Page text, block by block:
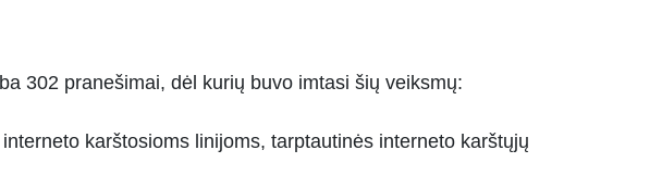
302 pranešimai, dėl kurių buvo imtasi šių veiksmų:
karštosioms linijoms, tarptautinės interneto karštųjų